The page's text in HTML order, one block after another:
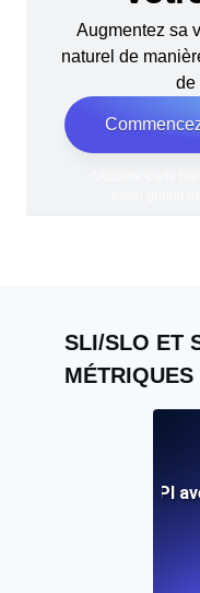
Augmentez sa
naturel de
de
SLI/SLO ET
et les SLO de l'API